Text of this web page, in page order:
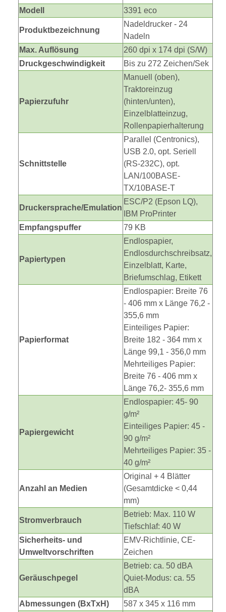
Modell
3391 eco
Produktbezeichnung
Nadeldrucker - 24
Nadeln
Max. Auflösung
260 dpi x 174 dpi (S/W)
Druckgeschwindigkeit
Bis zu 272 Zeichen/Sek
Papierzufuhr
Manuell (oben),
Traktoreinzug
(hinten/unten),
Einzelblatteinzug,
Rollenpapierhalterung
Schnittstelle
Parallel (Centronics),
USB 2.0, opt. Seriell
(RS-232C), opt.
LAN/100BASE-
TX/10BASE-T
Druckersprache/Emulation
ESC/P2 (Epson LQ),
IBM ProPrinter
Empfangspuffer
79 KB
Papiertypen
Endlospapier,
Endlosdurchschreibsatz,
Einzelblatt, Karte,
Briefumschlag, Etikett
Papierformat
Endlospapier: Breite 76
- 406 mm x Länge 76,2 -
355,6 mm
Einteiliges Papier:
Breite 182 - 364 mm x
Länge 99,1 - 356,0 mm
Mehrteiliges Papier:
Breite 76 - 406 mm x
Länge 76,2- 355,6 mm
Papiergewicht
Endlospapier: 45- 90
g/m²
Einteiliges Papier: 45 -
90 g/m²
Mehrteiliges Papier: 35 -
40 g/m²
Anzahl an Medien
Original + 4 Blätter
(Gesamtdicke < 0,44
mm)
Stromverbrauch
Betrieb: Max. 110 W
Tiefschlaf: 40 W
Sicherheits- und
Umweltvorschriften
EMV-Richtlinie, CE-
Zeichen
Geräuschpegel
Betrieb: ca. 50 dBA
Quiet-Modus: ca. 55
dBA
Abmessungen (BxTxH)
587 x 345 x 116 mm